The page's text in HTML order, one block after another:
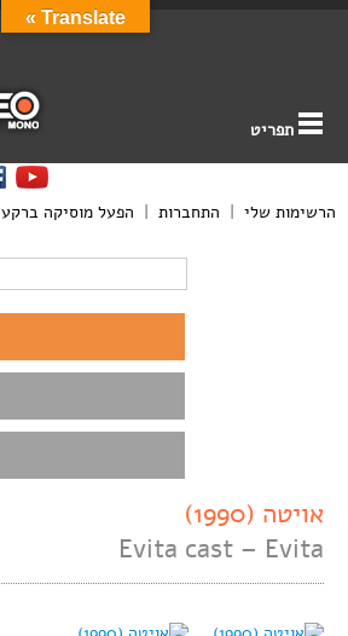
תפריט
הרשימות שלי | התחברות | הפעל מוסיקה ברקע
אויטה (1990)
Evita cast – Evita
Translate »